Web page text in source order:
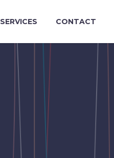
SERVICES CONTACT